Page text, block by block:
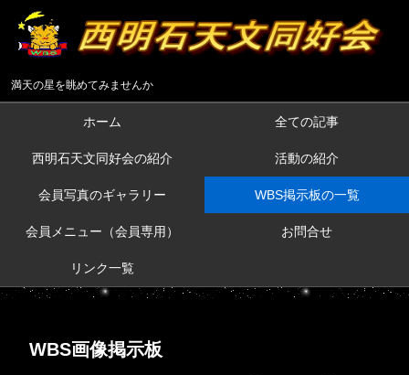
満天の星を眺めてみませんか
ホーム 全ての記事
西明石天文同好会の紹介 活動の紹介
会員写真のギャラリー WBS掲示板の一覧
会員メニュー（会員専用） お問合せ
リンク一覧
WBS画像掲示板